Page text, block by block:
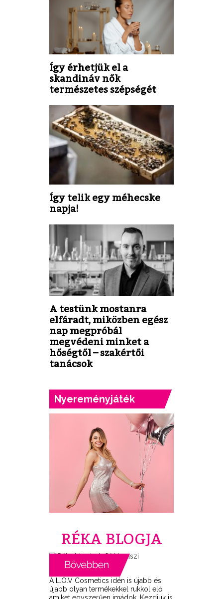
Így érhetjük el a
skandináv nők
természetes szépségét
Így telik egy méhecske
napja!
A testünk mostanra
elfáradt, miközben egész
nap megpróbál
megvédeni minket a
hőségtől – szakértői
tanácsok
Nyereményjáték
RÉKA BLOGJA
A L.O.V Cosmetics idén is újabb és
újabb olyan termékekkel rukkol elő
amiket egyszerűen imádok. Kezdjük is